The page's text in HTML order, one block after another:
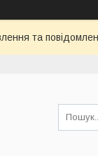
та